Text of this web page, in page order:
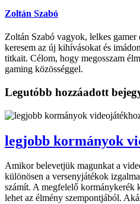
Zoltán Szabó
Zoltán Szabó vagyok, lelkes
keresem az új kihívásokat és
titkait. Célom, hogy megosszam
gaming közösséggel.
Legutóbb hozzáadott
legjobb kormányok
Amikor belevetjük magunkat a
különösen a versenyjátékok
számít. A megfelelő kormánykerék
lehet az élmény szempontjából.